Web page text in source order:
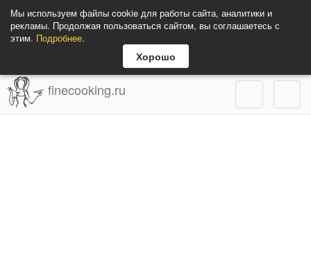
Мы используем файлы cookie для работы сайта, аналитики и
рекламы. Продолжая пользоваться сайтом, вы соглашаетесь с
этим. Подробнее.
Хорошо
finecooking.ru